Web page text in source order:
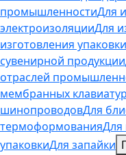
промышленностиДля
электроизоляцииДля
изготовления упаковки
сувенирной продукции
отраслей
мембранных клавиатур
шинопроводовДля
термоформованияДля
упаковкиДля запайки